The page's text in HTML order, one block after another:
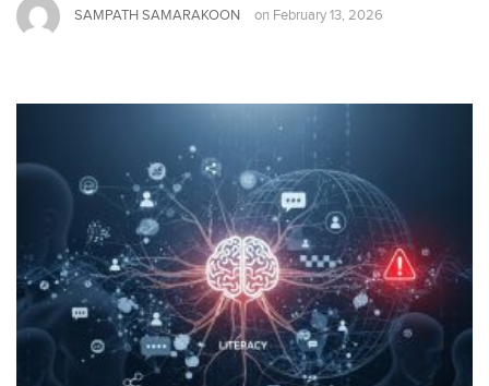
SAMPATH SAMARAKOON on February 13, 2026